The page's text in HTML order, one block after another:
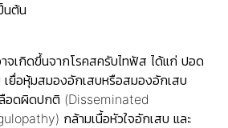
นต้น
เกิดขึ้นจากโรคสครับไทฟัส ได้แก่ ปอด
เยื่อหุ้มสมองอักเสบหรือสมองอักเสบ
ลือดผิดปกติ (Disseminated
กล้ามเนื้อหัวใจอักเสบ และ